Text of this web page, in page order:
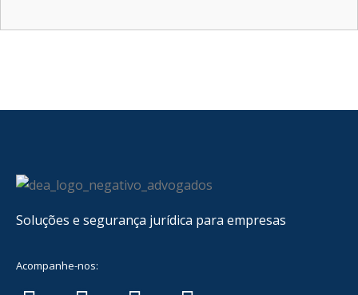
Soluções e segurança jurídica para empresas
Acompanhe-nos: